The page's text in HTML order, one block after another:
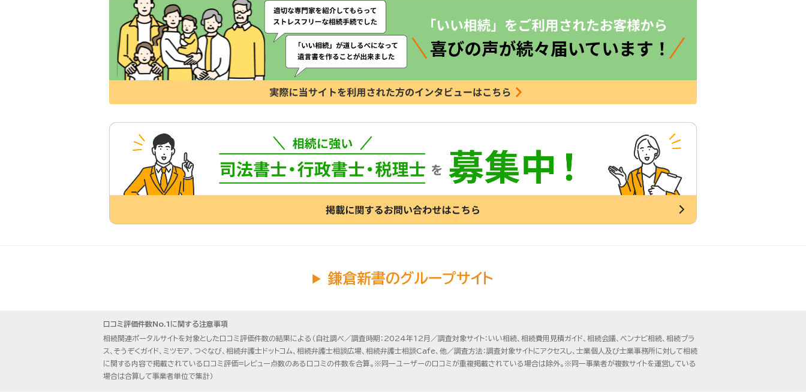
鎌倉新書のグループサイト
口コミ評価件数No.1に関する注意事項
相続関連ポータルサイトを対象とした口コミ評価件数の結果による（自社調べ／調査時期：2024年12月／調査対象サイト：いい相続、相続費用見積ガイド、相続会議、ベンナビ相続、相続プラ
ス、そうぞくガイド、ミツモア、つぐなび、相続弁護士ドットコム、相続弁護士相談広場、相続弁護士相談Cafe、他／調査方法：調査対象サイトにアクセスし、士業個人及び士業事務所に対して相続
に関する内容で掲載されている口コミ評価=レビュー点数のある口コミの件数を合算。※同一ユーザーの口コミが重複掲載されている場合は除外。※同一事業者が複数サイトを運営している
場合は合算して事業者単位で集計）